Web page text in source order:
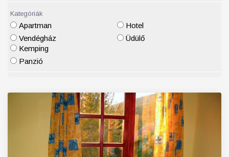
Kategóriák
Apartman
Vendégház
Hotel
Üdülő
Kemping
Panzió